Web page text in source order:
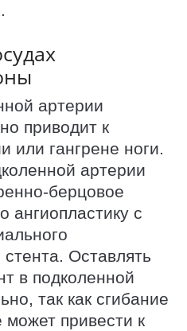
артерии
приводит к
или гангрене ноги.
артерии
берцовое
ангиопластику с
Оставлять
в подколенной
так как сгибание
может привести к